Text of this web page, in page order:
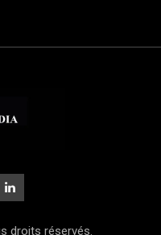
droits réservés.